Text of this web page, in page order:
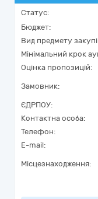
Статус:
Бюджет:
Вид предмету
Мінімальний крок
Оцінка пропозицій:
Замовник:
ЄДРПОУ:
Контактна особа:
Телефон:
E-mail:
Місцезнаходження: